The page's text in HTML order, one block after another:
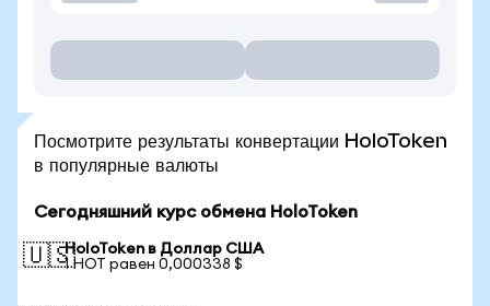
Посмотрите результаты конвертации HoloToken
в популярные валюты
Сегодняшний курс обмена HoloToken
🇺🇸HoloToken в Доллар США
1 HOT равен 0,000338 $